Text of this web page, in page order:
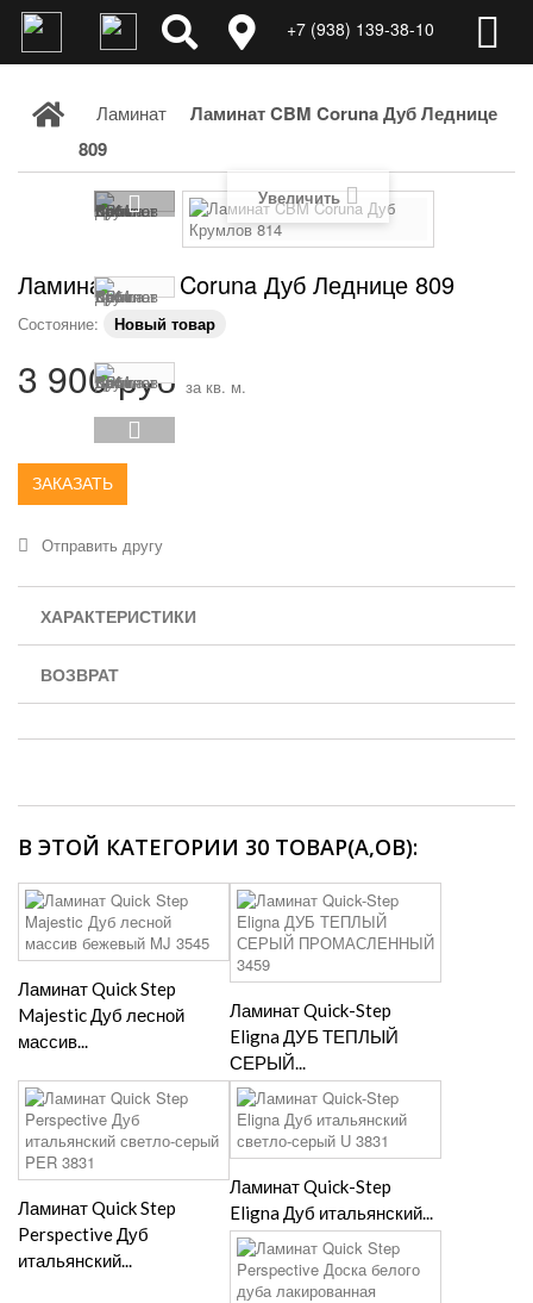
+7 (938) 139-38-10
Ламинат
Ламинат CBM Coruna Дуб Леднице
809
Увеличить
Ламинат CBM Coruna Дуб Леднице 809
Состояние: Новый товар
3 900 руб за кв. м.
ЗАКАЗАТЬ
Отправить другу
ХАРАКТЕРИСТИКИ
ВОЗВРАТ
В ЭТОЙ КАТЕГОРИИ 30 ТОВАР(А,ОВ):
Ламинат Quick Step
Majestic Дуб лесной
массив...
Ламинат Quick-Step
Eligna ДУБ ТЕПЛЫЙ
СЕРЫЙ...
Ламинат Quick Step
Perspective Дуб
итальянский...
Ламинат Quick-Step
Eligna Дуб итальянский...